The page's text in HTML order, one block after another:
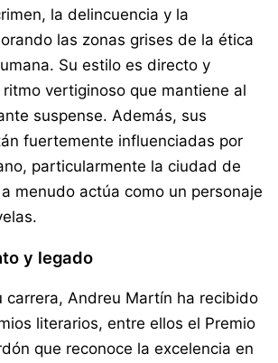
la delincuencia y la
las zonas grises de la ética
Su estilo es directo y
vertiginoso que mantiene al
suspense. Además, sus
fuertemente influenciadas por
particularmente la ciudad de
menudo actúa como un personaje
y legado
carrera, Andreu Martín ha recibido
literarios, entre ellos el Premio
que reconoce la excelencia en